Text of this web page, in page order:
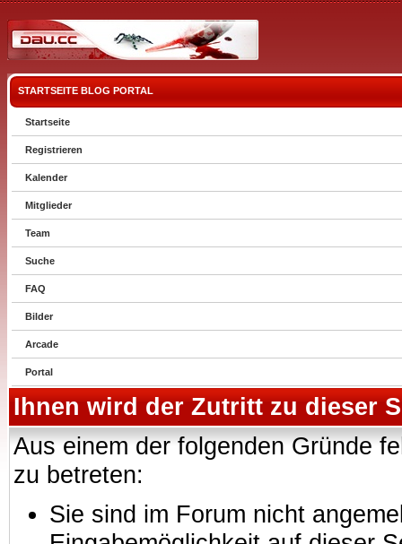
STARTSEITE BLOG PORTAL
Startseite
Registrieren
Kalender
Mitglieder
Team
Suche
FAQ
Bilder
Arcade
Portal
Ihnen wird der Zutritt zu dieser
Aus einem der folgenden Gründe
zu betreten:
Sie sind im Forum nicht